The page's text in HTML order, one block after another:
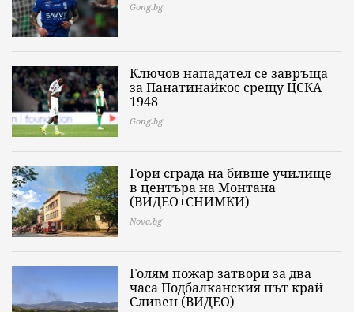
Gong.bg
Ключов нападател се завръща
за Панатинайкос срещу ЦСКА
1948
Gong.bg
Гори сграда на бивше училище
в центъра на Монтана
(ВИДЕО+СНИМКИ)
Nova.bg
Голям пожар затвори за два
часа Подбалканския път край
Сливен (ВИДЕО)